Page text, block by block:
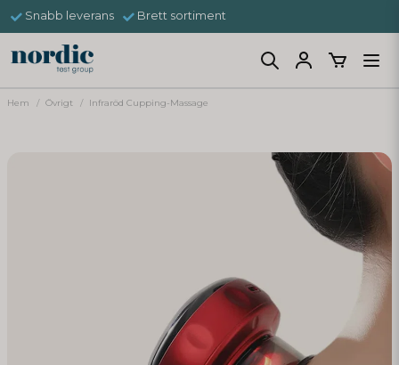
Snabb leverans Brett sortiment
Hem Övrigt Infraröd Cupping-Massage